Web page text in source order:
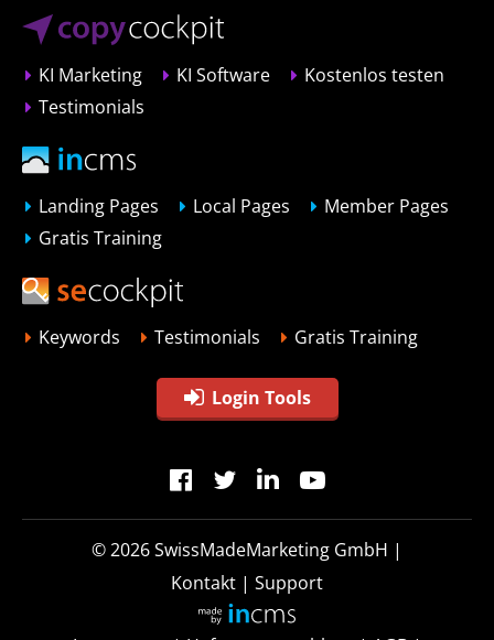
KI Marketing KI Software
Kostenlos testen
Testimonials
Landing Pages Local Pages
Member Pages
Gratis Training
Keywords Testimonials Gratis Training
Login Tools
© 2026SwissMadeMarketing GmbH |
Kontakt | Support